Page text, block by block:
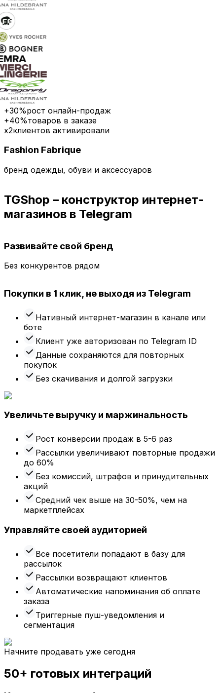
+30%рост онлайн-продаж
+40%товаров в заказе
х2клиентов активировали
Fashion Fabrique
бренд одежды, обуви и аксессуаров
TGShop – конструктор интернет-
магазинов в Telegram
Развивайте свой бренд
Без конкурентов рядом
Покупки в 1 клик, не выходя из Telegram
Нативный интернет-магазин в канале или
боте
Клиент уже авторизован по Telegram ID
Данные сохраняются для повторных
покупок
Без скачивания и долгой загрузки
Увеличьте выручку и маржинальность
Рост конверсии продаж в 5-6 раз
Рассылки увеличивают повторные продажи
до 60%
Без комиссий, штрафов и принудительных
акций
Средний чек выше на 30-50%, чем на
маркетплейсах
Управляйте своей аудиторией
Все посетители попадают в базу для
рассылок
Рассылки возвращают клиентов
Автоматические напоминания об оплате
заказа
Триггерные пуш-уведомления и
сегментация
Начните продавать уже сегодня
50+ готовых интеграций